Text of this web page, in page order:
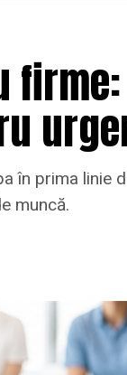
în prima linie
muncă.